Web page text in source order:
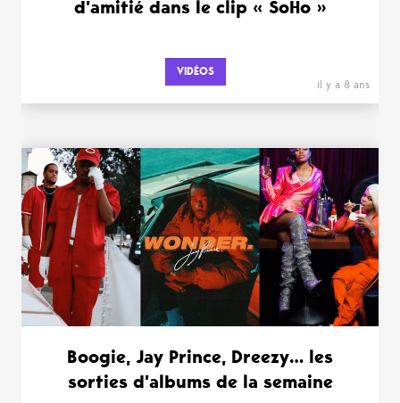
d’amitié dans le clip « SoHo »
VIDÉOS
il y a 8 ans
Boogie, Jay Prince, Dreezy… les
sorties d’albums de la semaine